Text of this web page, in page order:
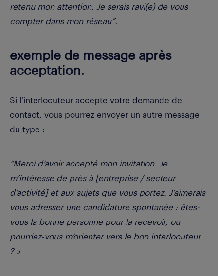
retenu mon attention. Je serais ravi(e) de vous
compter dans mon réseau”.
exemple de message après
acceptation.
Si l’interlocuteur accepte votre demande de
contact, vous pourrez envoyer un autre message
du type :
“Merci d’avoir accepté mon invitation. Je
m’intéresse de près à [entreprise / secteur
d’activité] et aux sujets que vous portez. J’aimerais
vous adresser une candidature spontanée : êtes-
vous la bonne personne pour la recevoir, ou
pourriez-vous m’orienter vers le bon interlocuteur
? »